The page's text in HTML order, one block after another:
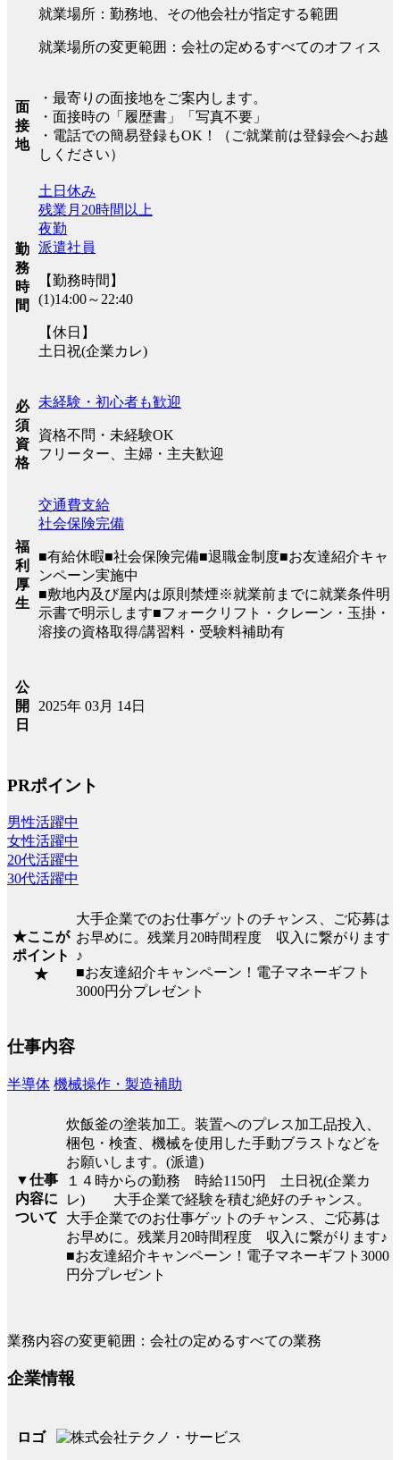
就業場所：勤務地、その他会社が指定する範囲
就業場所の変更範囲：会社の定めるすべてのオフィス
面
接
地
・最寄りの面接地をご案内します。
・面接時の「履歴書」「写真不要」
・電話での簡易登録もOK！（ご就業前は登録会へお越
しください）
勤
務
時
間
土日休み
残業月20時間以上
夜勤
派遣社員
【勤務時間】
(1)14:00～22:40
【休日】
土日祝(企業カレ)
必
須
資
格
未経験・初心者も歓迎
資格不問・未経験OK
フリーター、主婦・主夫歓迎
福
利
厚
生
交通費支給
社会保険完備
■有給休暇■社会保険完備■退職金制度■お友達紹介キャ
ンペーン実施中
■敷地内及び屋内は原則禁煙※就業前までに就業条件明
示書で明示します■フォークリフト・クレーン・玉掛・
溶接の資格取得/講習料・受験料補助有
公
開
日
2025年 03月 14日
PRポイント
男性活躍中
女性活躍中
20代活躍中
30代活躍中
★ここが
ポイント
★
大手企業でのお仕事ゲットのチャンス、ご応募は
お早めに。残業月20時間程度 収入に繋がります
♪
■お友達紹介キャンペーン！電子マネーギフト
3000円分プレゼント
仕事内容
半導体 機械操作・製造補助
▼仕事
内容に
ついて
炊飯釜の塗装加工。装置へのプレス加工品投入、
梱包・検査、機械を使用した手動ブラストなどを
お願いします。(派遣)
１４時からの勤務 時給1150円 土日祝(企業カ
レ) 大手企業で経験を積む絶好のチャンス。
大手企業でのお仕事ゲットのチャンス、ご応募は
お早めに。残業月20時間程度 収入に繋がります♪
■お友達紹介キャンペーン！電子マネーギフト3000
円分プレゼント
業務内容の変更範囲：会社の定めるすべての業務
企業情報
ロゴ